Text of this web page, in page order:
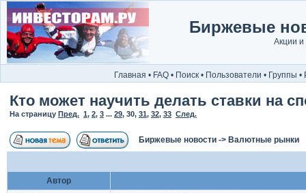
Биржевые
Акции и
Главная • FAQ • Поиск • Пользователи • Группы •
Кто может научить делать ставки на
На страницу Пред. 1, 2, 3 ... 29, 30, 31, 32, 33 След.
Биржевые новости -> Валютные рынки
Автор